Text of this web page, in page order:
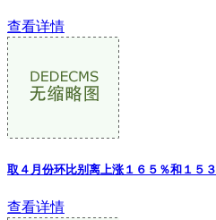
查看详情
取４月份环比别离上涨１６５％和１５３
查看详情